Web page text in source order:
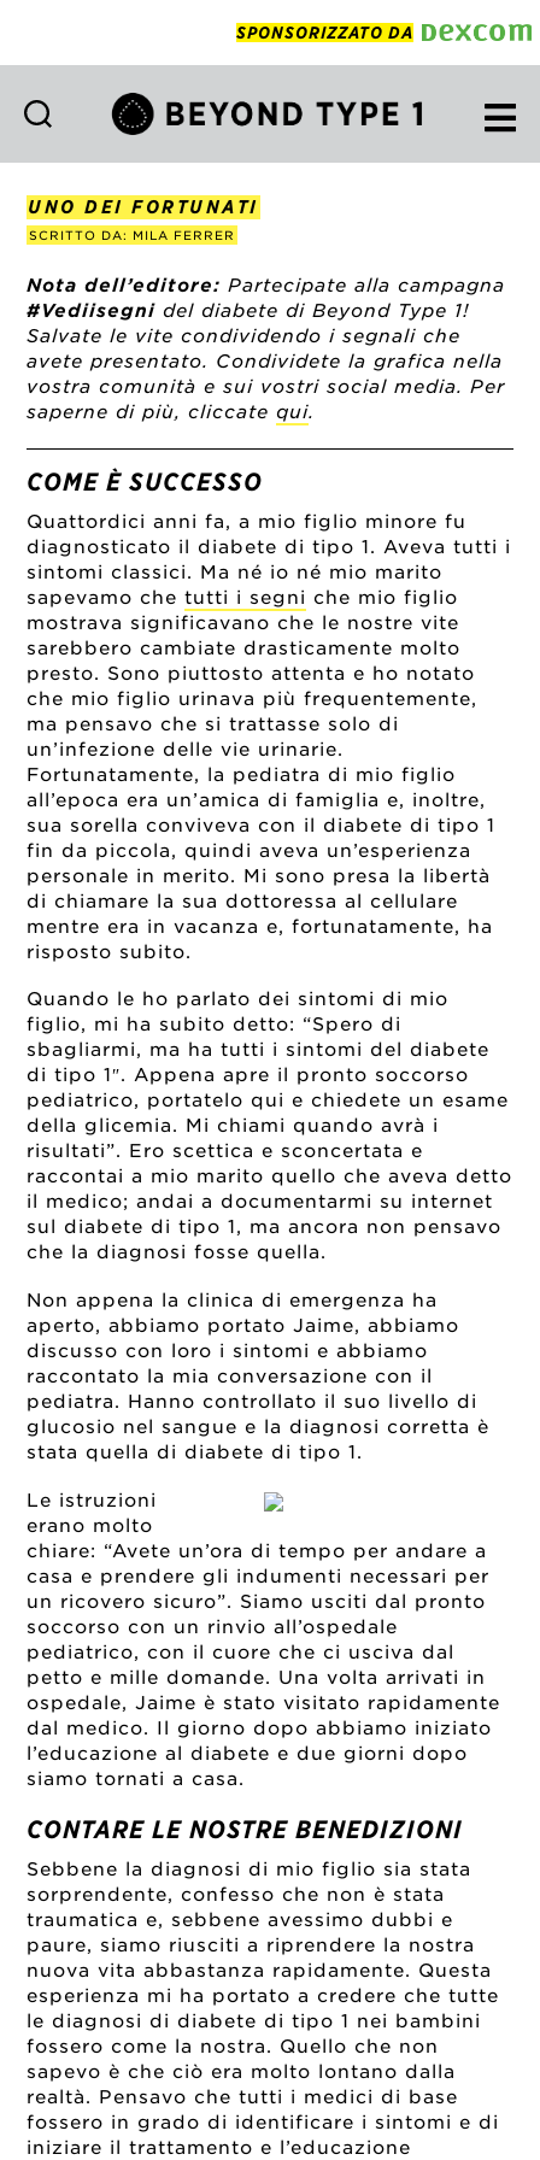
SPONSORIZZATO DA
UNO DEI FORTUNATI
SCRITTO DA: MILA FERRER
Nota dell’editore:Partecipate alla campagna
#Vediisegni del diabete di Beyond Type 1!
Salvate le vite condividendo i segnali che
avete presentato. Condividete la grafica nella
vostra comunità e sui vostri social media. Per
saperne di più, cliccatequi.
COME È SUCCESSO
Quattordici anni fa, a mio figlio minore fu
diagnosticato il diabete di tipo 1. Aveva tutti i
sintomi classici. Ma né io né mio marito
sapevamo chetutti i segni che mio figlio
mostrava significavano che le nostre vite
sarebbero cambiate drasticamente molto
presto. Sono piuttosto attenta e ho notato
che mio figlio urinava più frequentemente,
ma pensavo che si trattasse solo di
un’infezione delle vie urinarie.
Fortunatamente, la pediatra di mio figlio
all’epoca era un’amica di famiglia e, inoltre,
sua sorella conviveva con il diabete di tipo 1
fin da piccola, quindi aveva un’esperienza
personale in merito. Mi sono presa la libertà
di chiamare la sua dottoressa al cellulare
mentre era in vacanza e, fortunatamente, ha
risposto subito.
Quando le ho parlato dei sintomi di mio
figlio, mi ha subito detto: “Spero di
sbagliarmi, ma ha tutti i sintomi del diabete
di tipo 1″. Appena apre il pronto soccorso
pediatrico, portatelo qui e chiedete un esame
della glicemia. Mi chiami quando avrà i
risultati”. Ero scettica e sconcertata e
raccontai a mio marito quello che aveva detto
il medico; andai a documentarmi su internet
sul diabete di tipo 1, ma ancora non pensavo
che la diagnosi fosse quella.
Non appena la clinica di emergenza ha
aperto, abbiamo portato Jaime, abbiamo
discusso con loro i sintomi e abbiamo
raccontato la mia conversazione con il
pediatra. Hanno controllato il suo livello di
glucosio nel sangue e la diagnosi corretta è
stata quella di diabete di tipo 1.
Le istruzioni
erano molto
chiare: “Avete un’ora di tempo per andare a
casa e prendere gli indumenti necessari per
un ricovero sicuro”. Siamo usciti dal pronto
soccorso con un rinvio all’ospedale
pediatrico, con il cuore che ci usciva dal
petto e mille domande. Una volta arrivati in
ospedale, Jaime è stato visitato rapidamente
dal medico. Il giorno dopo abbiamo iniziato
l’educazione al diabete e due giorni dopo
siamo tornati a casa.
CONTARE LE NOSTRE BENEDIZIONI
Sebbene la diagnosi di mio figlio sia stata
sorprendente, confesso che non è stata
traumatica e, sebbene avessimo dubbi e
paure, siamo riusciti a riprendere la nostra
nuova vita abbastanza rapidamente. Questa
esperienza mi ha portato a credere che tutte
le diagnosi di diabete di tipo 1 nei bambini
fossero come la nostra. Quello che non
sapevo è che ciò era molto lontano dalla
realtà. Pensavo che tutti i medici di base
fossero in grado di identificare i sintomi e di
iniziare il trattamento e l’educazione